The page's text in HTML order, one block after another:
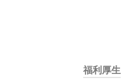
福利厚生